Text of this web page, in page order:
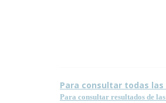
Para consultar todas
Para consultar resultados de